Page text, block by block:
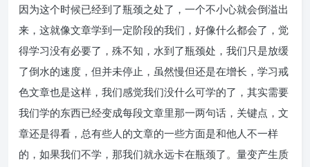
因为这个时候已经到了瓶颈之处了，一个不小心就会倒溢出
来，这就像文章学到一定阶段的我们，好像什么都会了，觉
得学习没有必要了，殊不知，水到了瓶颈处，我们只是放缓
了倒水的速度，但并未停止，虽然慢但还是在增长，学习戒
色文章也是这样，我们感觉我们没什么可学的了，其实需要
我们学的东西已经变成每段文章里那一两句话，关键点，文
章还是得看，总有些人的文章的一些方面是和他人不一样
的，如果我们不学，那我们就永远卡在瓶颈了。量变产生质